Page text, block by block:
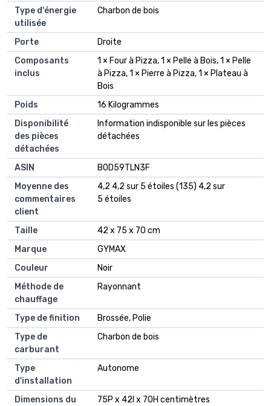
Type d'énergie
utilisée
‎Charbon de bois
Porte
‎Droite
Composants
inclus
‎1 × Four à Pizza, 1 × Pelle à Bois, 1 × Pelle
à Pizza, 1 × Pierre à Pizza, 1 × Plateau à
Bois
Poids
‎16 Kilogrammes
Disponibilité
des pièces
détachées
‎Information indisponible sur les pièces
détachées
ASIN
B0D59TLN3F
Moyenne des
commentaires
client
4,2 4,2 sur 5 étoiles (135) 4,2 sur
5 étoiles
Taille
42 x 75 x 70 cm
Marque
GYMAX
Couleur
Noir
Méthode de
chauffage
Rayonnant
Type de finition
Brossée, Polie
Type de
carburant
Charbon de bois
Type
d'installation
Autonome
Dimensions du
75P x 42l x 70H centimètres